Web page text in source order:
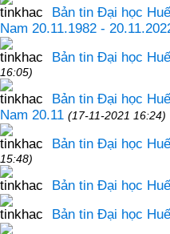
Bản tin Đại học
Nam 20.11.1982 -
Bản tin Đại học
16:05)
Bản tin Đại học
Nam 20.11 (17-11-2021 16:24)
Bản tin Đại học
15:48)
Bản tin Đại học
Bản tin Đại học